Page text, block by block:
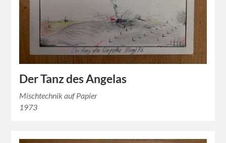
Der Tanz des Angelas
Mischtechnik auf Papier
1973